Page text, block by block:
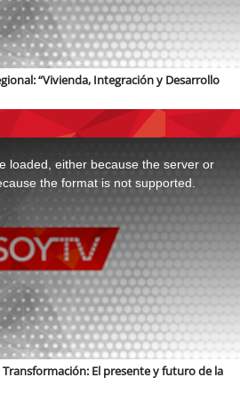
“Vivienda, Integración y Desarrollo
loaded, either because the server or
the format is not supported.
El presente y futuro de la